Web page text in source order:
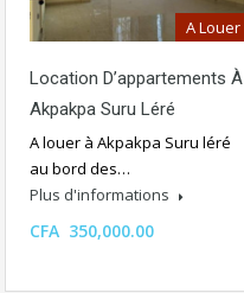
A Louer
Location D’appartements À
Akpakpa Suru Léré
A louer à Akpakpa Suru léré
au bord des…
Plus d'informations
CFA 350,000.00